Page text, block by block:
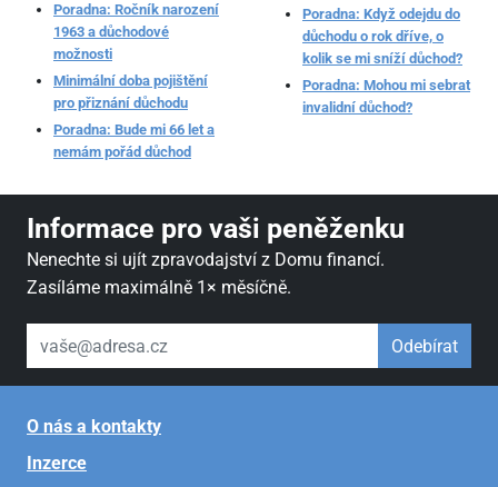
Poradna: Ročník narození
1963 a důchodové
možnosti
Minimální doba pojištění
pro přiznání důchodu
Poradna: Bude mi 66 let a
nemám pořád důchod
Poradna: Když odejdu do
důchodu o rok dříve, o
kolik se mi sníží důchod?
Poradna: Mohou mi sebrat
invalidní důchod?
Informace pro vaši peněženku
Nenechte si ujít zpravodajství z Domu financí.
Zasíláme maximálně 1× měsíčně.
váš email Odebírat
O nás a kontakty
Inzerce